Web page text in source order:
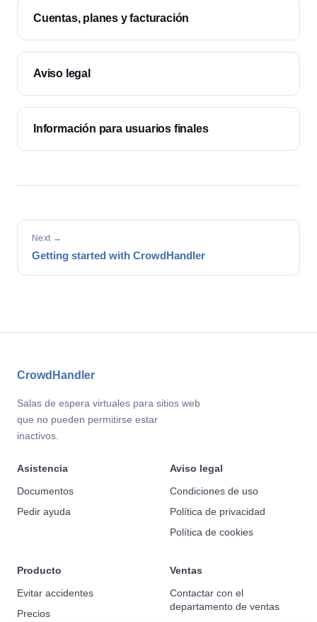
Cuentas, planes y facturación
Aviso legal
Información para usuarios finales
Next →
Getting started with CrowdHandler
CrowdHandler
Salas de espera virtuales para sitios web
que no pueden permitirse estar
inactivos.
Asistencia
Documentos
Pedir ayuda
Aviso legal
Condiciones de uso
Política de privacidad
Política de cookies
Producto
Evitar accidentes
Precios
Ventas
Contactar con el
departamento de ventas